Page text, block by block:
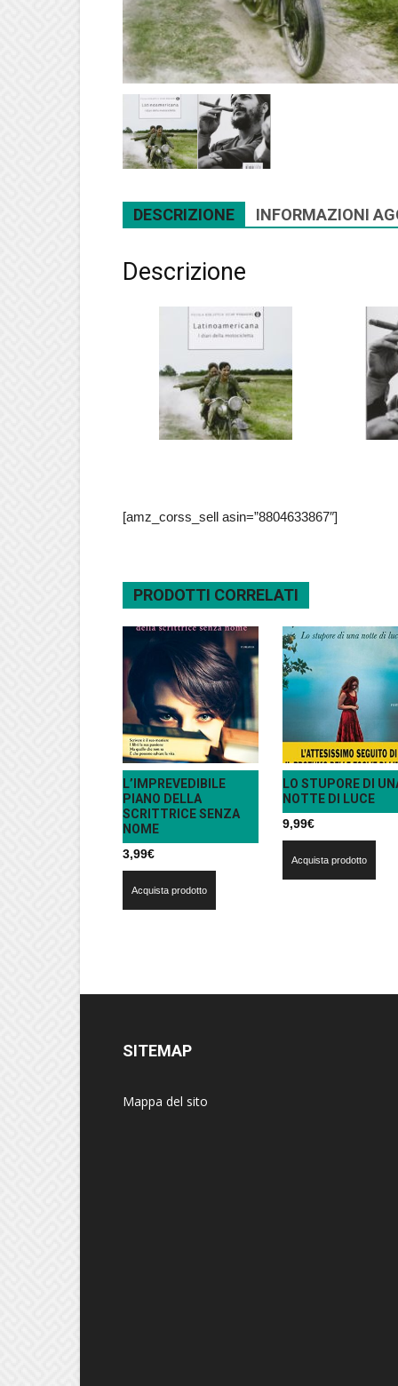
DESCRIZIONE INFORMAZIONI
Descrizione
[amz_corss_sell asin=”8804633867″]
PRODOTTI CORRELATI
L’IMPREVEDIBILE
PIANO DELLA
SCRITTRICE SENZA
NOME
3,99€
Acquista prodotto
LO STUPORE DI
NOTTE DI LUCE
9,99€
Acquista prodotto
SITEMAP
Mappa del sito